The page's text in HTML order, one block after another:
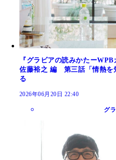
『グラビアの読みかたー
佐藤裕之 編 第三話「情熱
る
2026年06月20日 22:40
グ